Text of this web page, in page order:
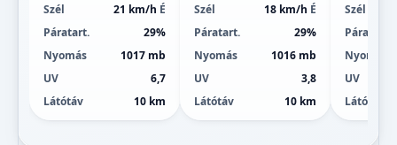
Szél
21 km/h É
Páratart.
29%
Nyomás
1017 mb
UV
6,7
Látótáv
10 km
Szél
18 km/h É
Páratart.
29%
Nyomás
1016 mb
UV
3,8
Látótáv
10 km
Szél
Páratart.
Nyomás
UV
Látótáv